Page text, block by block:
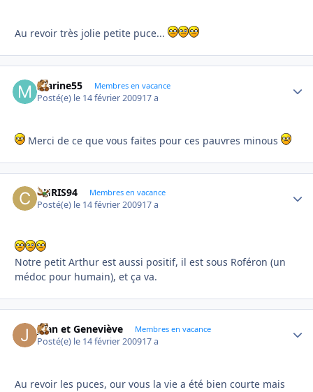
Au revoir très jolie petite puce...
marine55 Membres en vacance
Posté(e) le 14 février 200917 a
Merci de ce que vous faites pour ces pauvres minous
CHRIS94 Membres en vacance
Posté(e) le 14 février 200917 a
Notre petit Arthur est aussi positif, il est sous Roféron (un
médoc pour humain), et ça va.
Jean et Geneviève Membres en vacance
Posté(e) le 14 février 200917 a
Au revoir les puces, our vous la vie a été bien courte mais